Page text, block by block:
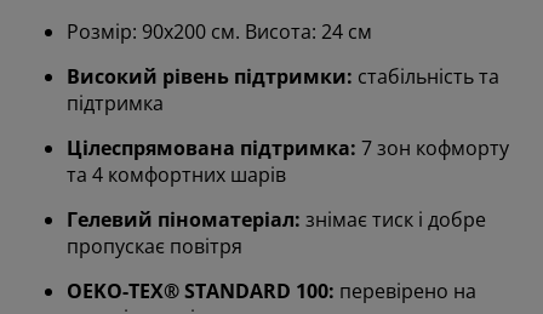
Розмір: 90х200 см. Висота: 24 см
Високий рівень підтримки: стабільність та
підтримка
Цілеспрямована підтримка: 7 зон кофморту
та 4 комфортних шарів
Гелевий піноматеріал: знімає тиск і добре
пропускає повітря
OEKO-TEX® STANDARD 100: перевірено на